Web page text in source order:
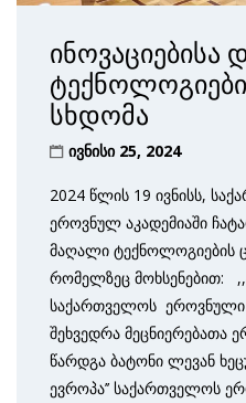
ინოვაციებისა
სხდომა
ივნისი 25, 2024
2024 წლის 19 ივნისს,
ეროვნულ აკადემიაში
მაღალი ტექნოლოგიების
რომელზეც მოხსენებით:
საქართველოს
შეხვედრა მეცნიერებათა
წარდგა ბატონი ლევან
ევროპა’’ საქართველოს